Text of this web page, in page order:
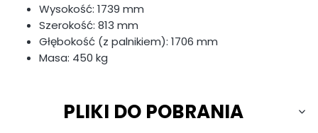
Wysokość: 1739 mm
Szerokość: 813 mm
Głębokość (z palnikiem): 1706 mm
Masa: 450 kg
PLIKI DO POBRANIA